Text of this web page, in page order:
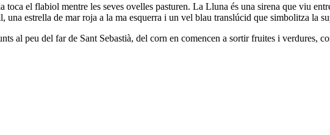
toca el flabiol mentre les seves ovelles pasturen. La Lluna és una sirena que viu
una estrella de mar roja a la ma esquerra i un vel blau translúcid que simbolitza la
al peu del far de Sant Sebastià, del corn en comencen a sortir fruites i verdures,